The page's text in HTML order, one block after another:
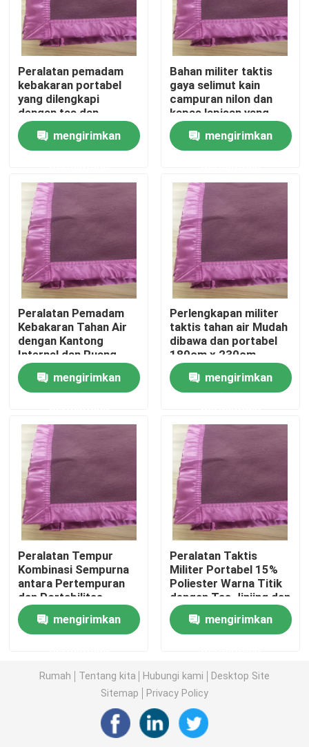
Rumah
Produk
video
Tur Pabrik
Kontrol Kualitas
Berita
Minta Kutipan
Pakaian Taktis Militer
Rompi anti peluru taktis militer
Helm Balistik Taktis
Pelat Balistik Militer
Peralatan anti peluru
Ransel Taktis Militer
Sepatu Taktis Tempur
Rompi Taktis Tempur
Peralatan pemadam
kebakaran portabel
yang dilengkapi
dengan tas dan
kantong internal
opsionalmengirimkan
Bahan militer taktis
gaya selimut kain
campuran nilon dan
kapas lapisan yang
dapat dilepas untuk
pembersihan yang
mudah
mengirimkan
Peralatan Pemadam
Kebakaran Tahan Air
dengan Kantong
Internal dan Ruang
Penyimpanan Opsional
mengirimkan
Perlengkapan militer
taktis tahan air Mudah
dibawa dan portabel
180cm x 230cm
mengirimkan
Peralatan Tempur
Kombinasi Sempurna
antara Pertempuran
dan Portabilitas
mengirimkan
Peralatan Taktis
Militer Portabel 15%
Poliester Warna Titik
dengan Tas Jinjing dan
Portabel
mengirimkan
Rumah Tentang kita Hubungi kami
Desktop Site
Sitemap
Privacy Policy